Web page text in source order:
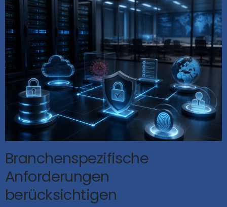
Branchenspezifische
Anforderungen
berücksichtigen